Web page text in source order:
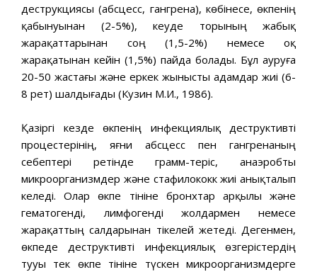
деструкциясы (абсцесс, гангрена), көбінесе, өкпенің
қабынуынан (2-5%), кеуде торының жабық
жарақаттарынан соң (1,5-2%) немесе оқ
жарақатынан кейін (1,5%) пайда болады. Бұл ауруға
20-50 жастағы және еркек жынысты адамдар жиі (6-
8 рет) шалдығады (Кузин М.И., 1986).
Қазіргі кезде өкпенің инфекциялық деструктивті
процестерінің, яғни абсцесс пен гангренаның
себептері ретінде грамм-теріс, анаэробты
микроорганизмдер және стафилококк жиі анықталып
келеді. Олар өкпе тініне бронхтар арқылы және
гематогенді, лимфогенді жолдармен немесе
жарақаттың салдарынан тікелей жетеді. Дегенмен,
өкпеде деструктивті инфекциялық өзгерістердің
тууы тек өкпе тініне түскен микроорганизмдерге